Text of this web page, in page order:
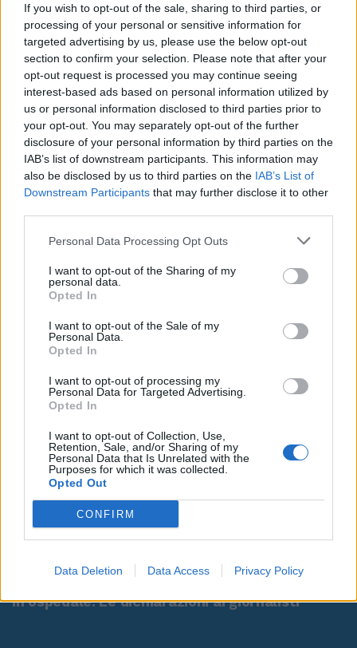
If you wish to opt-out of the sale, sharing to third parties, or
processing of your personal or sensitive information for
targeted advertising by us, please use the below opt-out
section to confirm your selection. Please note that after your
opt-out request is processed you may continue seeing
interest-based ads based on personal information utilized by
us or personal information disclosed to third parties prior to
your opt-out. You may separately opt-out of the further
disclosure of your personal information by third parties on the
IAB’s list of downstream participants. This information may
also be disclosed by us to third parties on the IAB’s List of
Downstream Participants that may further disclose it to other
Personal Data Processing Opt Outs
I want to opt-out of the Sharing of my
personal data.
Opted In
I want to opt-out of the Sale of my
Personal Data.
Opted In
I want to opt-out of processing my
Personal Data for Targeted Advertising.
Opted In
I want to opt-out of Collection, Use,
Retention, Sale, and/or Sharing of my
Personal Data that Is Unrelated with the
Purposes for which it was collected.
Opted Out
CONFIRM
Data Deletion Data Access Privacy Policy
00:00 01:16
in ospedale. Le dichiarazioni ai giornalisti